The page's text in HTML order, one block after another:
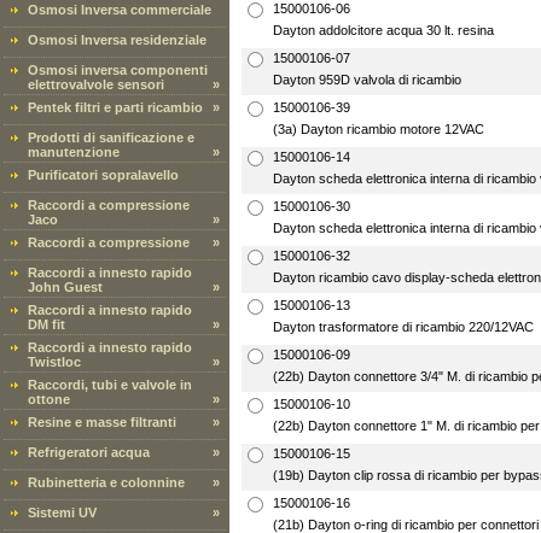
Osmosi Inversa commerciale
Osmosi Inversa residenziale
Osmosi inversa componenti
elettrovalvole sensori
»
Pentek filtri e parti ricambio
»
Prodotti di sanificazione e
manutenzione
»
Purificatori sopralavello
Raccordi a compressione
Jaco
»
Raccordi a compressione
»
Raccordi a innesto rapido
John Guest
»
Raccordi a innesto rapido
DM fit
»
Raccordi a innesto rapido
Twistloc
»
Raccordi, tubi e valvole in
ottone
»
Resine e masse filtranti
»
Refrigeratori acqua »
Rubinetteria e colonnine »
Sistemi UV »
15000106-06
Dayton addolcitore acqua 30 lt. resina
15000106-07
Dayton 959D valvola di ricambio
15000106-39
(3a) Dayton ricambio motore 12VAC
15000106-14
Dayton scheda elettronica interna di ricambio
15000106-30
Dayton scheda elettronica interna di ricambio
15000106-32
Dayton ricambio cavo display-scheda
15000106-13
Dayton trasformatore di ricambio 220/12VAC
15000106-09
(22b) Dayton connettore 3/4" M. di ricambio
15000106-10
(22b) Dayton connettore 1" M. di ricambio
15000106-15
(19b) Dayton clip rossa di ricambio per
15000106-16
(21b) Dayton o-ring di ricambio per connettori